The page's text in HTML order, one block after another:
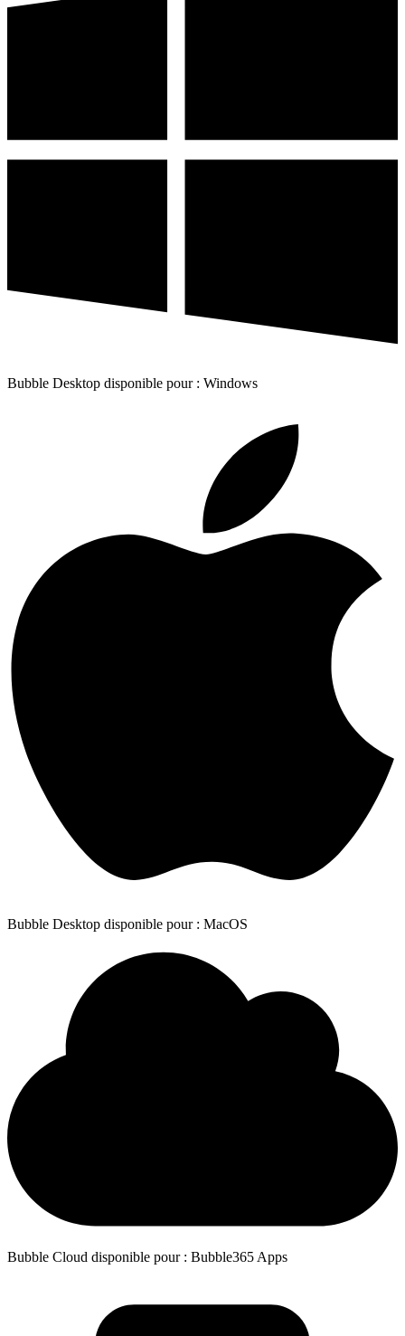
Bubble Desktop disponible pour : Windows
Bubble Desktop disponible pour : MacOS
Bubble Cloud disponible pour : Bubble365 Apps